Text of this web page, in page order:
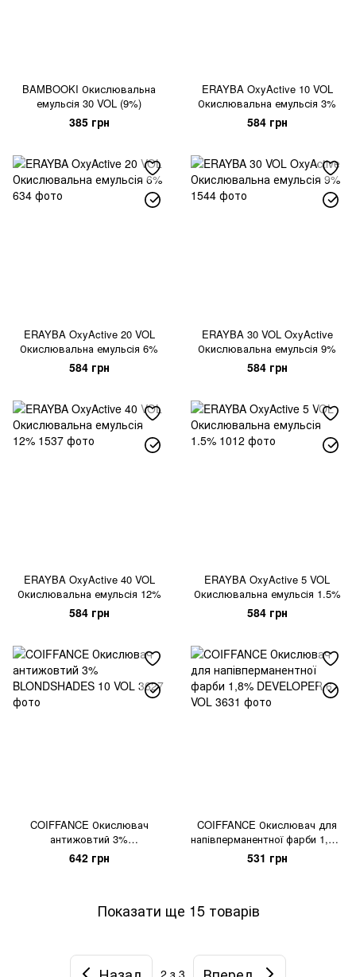
BAMBOOKI Окислювальна
емульсія 30 VOL (9%)
385 грн
ERAYBA OxyActive 10 VOL
Окислювальна емульсія 3%
584 грн
ERAYBA OxyActive 20 VOL
Окислювальна емульсія 6%
584 грн
ERAYBA 30 VOL OxyActive
Окислювальна емульсія 9%
584 грн
ERAYBA OxyActive 40 VOL
Окислювальна емульсія 12%
584 грн
ERAYBA OxyActive 5 VOL
Окислювальна емульсія 1.5%
584 грн
COIFFANCE Окислювач
антижовтий 3%
BLONDSHADES 10 VOL
642 грн
COIFFANCE Окислювач для
напівперманентної фарби 1,8%
DEVELOPER 6 VOL
531 грн
Показати ще 15 товарів
2 з 3